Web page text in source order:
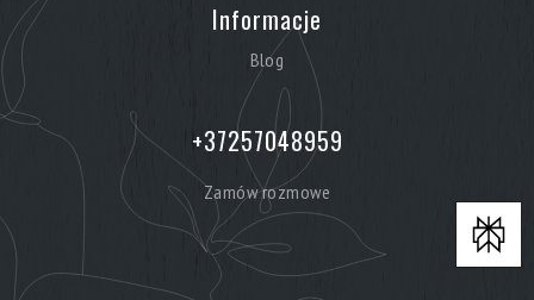
Informacje
Blog
+37257048959
Zamów rozmowe